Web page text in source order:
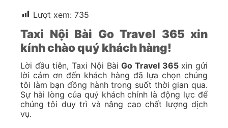
Lượt xem: 735
Taxi Nội Bài Go Travel 365 xin
kính chào quý khách hàng!
Lời đầu tiên, Taxi Nội BàiGo Travel 365 xin gửi
lời cảm ơn đến khách hàng đã lựa chọn chúng
tôi làm bạn đồng hành trong suốt thời gian qua.
Sự hài lòng của quý khách chính là động lực để
chúng tôi duy trì và nâng cao chất lượng dịch
vụ.